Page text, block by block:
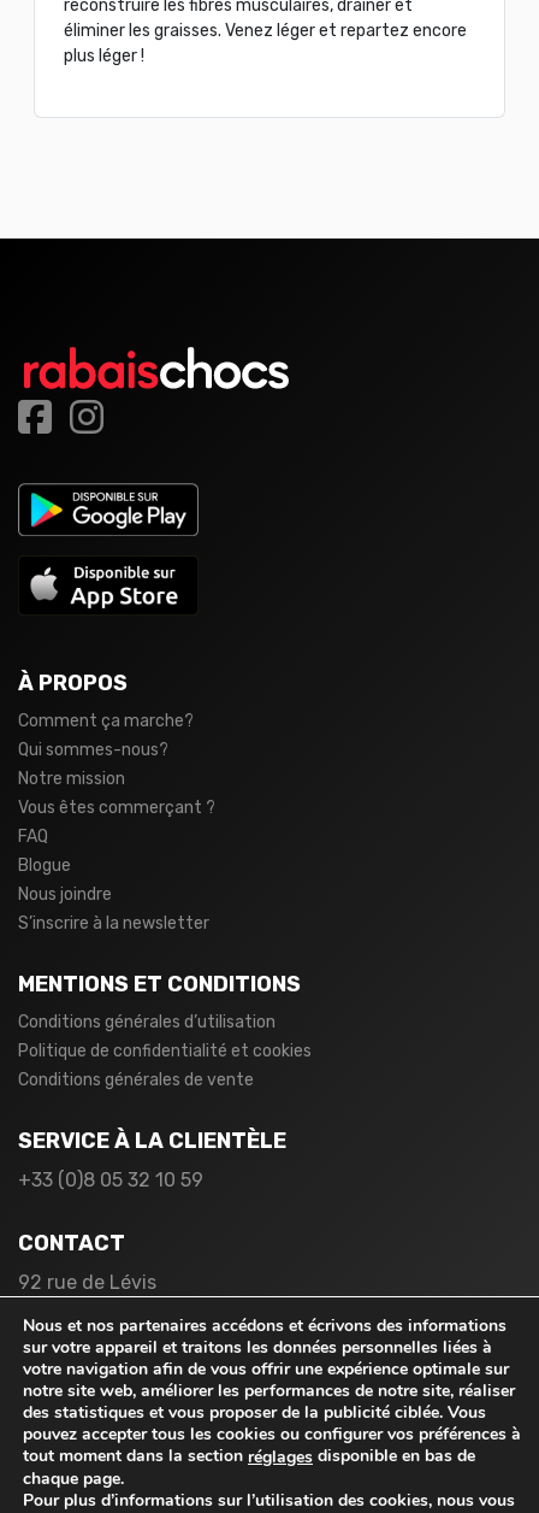
reconstruire les fibres musculaires, drainer et
éliminer les graisses. Venez léger et repartez encore
plus léger !
À PROPOS
Comment ça marche?
Qui sommes-nous?
Notre mission
Vous êtes commerçant ?
FAQ
Blogue
Nous joindre
S’inscrire à la newsletter
MENTIONS ET CONDITIONS
Conditions générales d’utilisation
Politique de confidentialité et cookies
Conditions générales de vente
SERVICE À LA CLIENTÈLE
+33 (0)8 05 32 10 59
CONTACT
92 rue de Lévis
France
© 2026rabaischocs.fr. Tous droits réservés.
Nous et nos partenaires accédons et écrivons des informations
sur votre appareil et traitons les données personnelles liées à
votre navigation afin de vous offrir une expérience optimale sur
notre site web, améliorer les performances de notre site, réaliser
des statistiques et vous proposer de la publicité ciblée. Vous
pouvez accepter tous les cookies ou configurer vos préférences à
tout moment dans la section réglages disponible en bas de
chaque page.
Pour plus d’informations sur l’utilisation des cookies, nous vous